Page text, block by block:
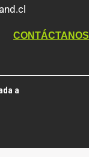
CONTÁCTANOS
a